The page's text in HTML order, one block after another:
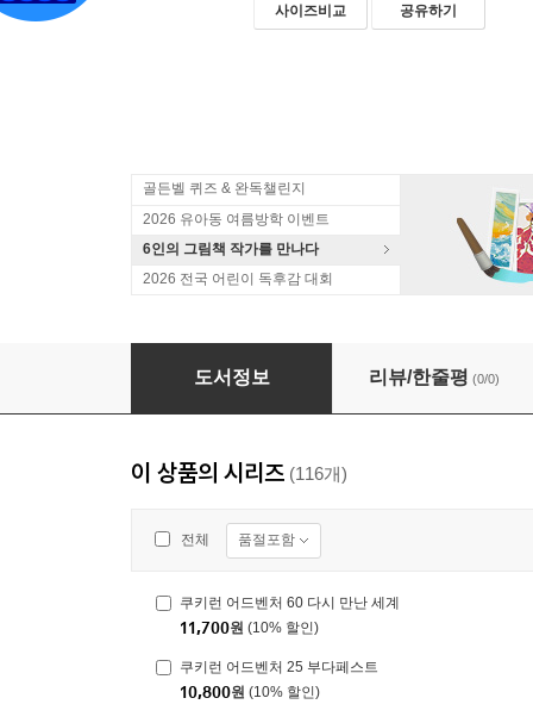
사이즈비교 공유하기
골든벨 퀴즈 & 완독챌린지
2026 유아동 여름방학 이벤트
6인의 그림책 작가를 만나다
2026 전국 어린이 독후감 대회
쿠키런 어드벤처 41 아마존
도서정보 리뷰/한줄평 (0/0)
이 상품의 시리즈 (116개)
전체 품절포함
쿠키런 어드벤처 60 다시 만난 세계
11,700원 (10% 할인)
쿠키런 어드벤처 25 부다페스트
10,800원 (10% 할인)